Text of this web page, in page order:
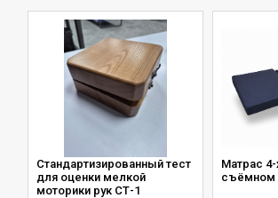
Стандартизированный тест
для оценки мелкой
моторики рук СТ-1
Матрас
съёмном